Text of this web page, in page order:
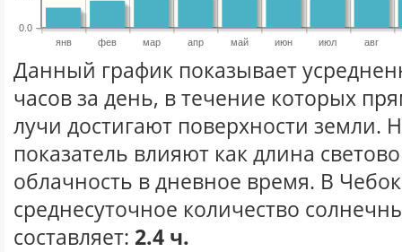
янв фев мар апр май июн июл авг
0.0
Данный график показывает
часов за день, в течение которых
лучи достигают поверхности земли.
показатель влияют как длина
облачность в дневное время. В
среднесуточное количество
составляет: 2.4 ч.